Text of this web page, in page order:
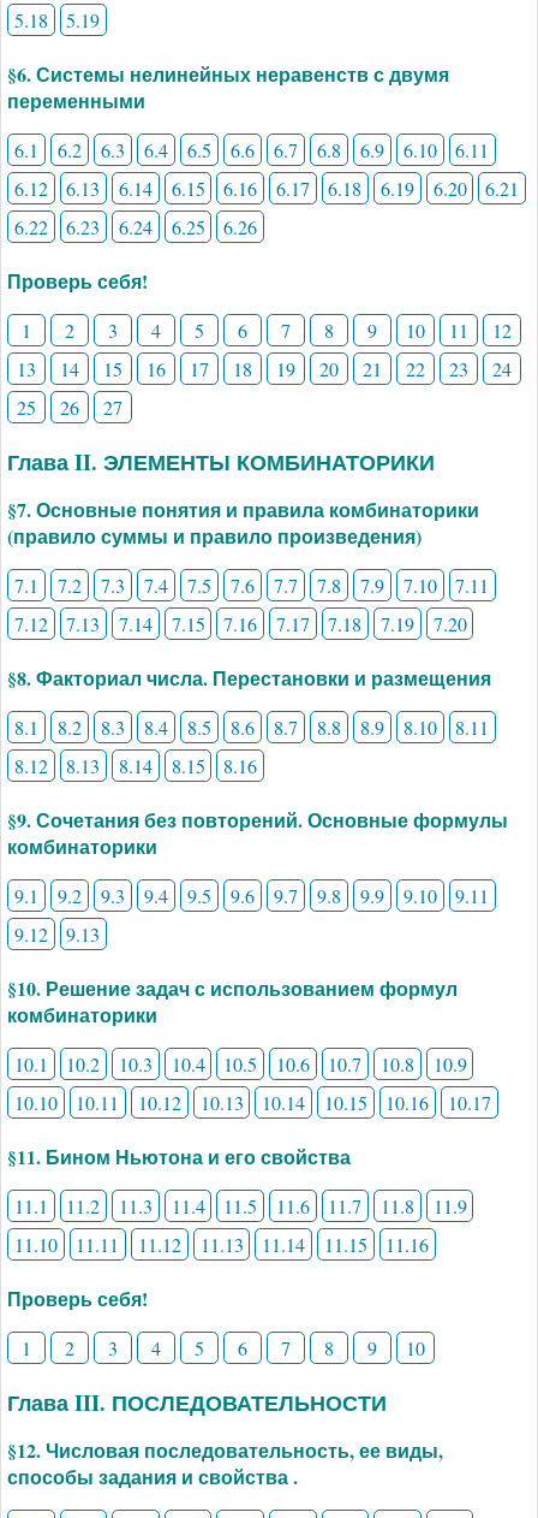
5.18
5.19
§6. Системы нелинейных неравенств с двумя
переменными
6.1 6.2 6.3 6.4 6.5 6.6 6.7 6.8 6.9 6.10
6.11
6.12
6.13 6.14 6.15 6.16 6.17 6.18 6.19 6.20
6.21
6.22
6.23 6.24 6.25 6.26
Проверь себя!
1 2 3 4 5 6 7 8 9 10 11
12
13
14 15 16 17 18 19 20 21 22 23
24
25
26 27
Глава II. ЭЛЕМЕНТЫ КОМБИНАТОРИКИ
§7. Основные понятия и правила комбинаторики
(правило суммы и правило произведения)
7.1 7.2 7.3 7.4 7.5 7.6 7.7 7.8 7.9 7.10
7.11
7.12
7.13 7.14 7.15 7.16 7.17 7.18 7.19 7.20
§8. Факториал числа. Перестановки и размещения
8.1 8.2 8.3 8.4 8.5 8.6 8.7 8.8 8.9 8.10
8.11
8.12
8.13 8.14 8.15 8.16
§9. Сочетания без повторений. Основные формулы
комбинаторики
9.1 9.2 9.3 9.4 9.5 9.6 9.7 9.8 9.9 9.10
9.11
9.12
9.13
§10. Решение задач с использованием формул
комбинаторики
10.1 10.2 10.3 10.4 10.5 10.6 10.7 10.8
10.9
10.10
10.11 10.12 10.13 10.14 10.15 10.16 10.17
§11. Бином Ньютона и его свойства
11.1 11.2 11.3 11.4 11.5 11.6 11.7 11.8
11.9
11.10
11.11 11.12 11.13 11.14 11.15 11.16
Проверь себя!
1 2 3 4 5 6 7 8 9 10
Глава III. ПОСЛЕДОВАТЕЛЬНОСТИ
§12. Числовая последовательность, ее виды,
способы задания и свойства .